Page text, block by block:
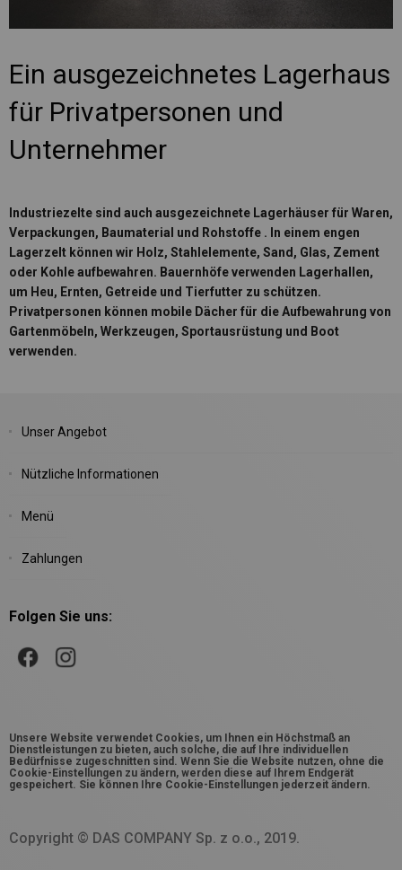
Ein ausgezeichnetes Lagerhaus
für Privatpersonen und
Unternehmer
Industriezelte sind auch ausgezeichnete Lagerhäuser für Waren,
Verpackungen, Baumaterial und Rohstoffe . In einem engen
Lagerzelt können wir Holz, Stahlelemente, Sand, Glas, Zement
oder Kohle aufbewahren. Bauernhöfe verwenden Lagerhallen,
um Heu, Ernten, Getreide und Tierfutter zu schützen.
Privatpersonen können mobile Dächer für die Aufbewahrung von
Gartenmöbeln, Werkzeugen, Sportausrüstung und Boot
verwenden.
Unser Angebot
Nützliche Informationen
Menü
Zahlungen
Folgen Sie uns:
Unsere Website verwendet Cookies, um Ihnen ein Höchstmaß an
Dienstleistungen zu bieten, auch solche, die auf Ihre individuellen
Bedürfnisse zugeschnitten sind. Wenn Sie die Website nutzen, ohne die
Cookie-Einstellungen zu ändern, werden diese auf Ihrem Endgerät
gespeichert. Sie können Ihre Cookie-Einstellungen jederzeit ändern.
Copyright © DAS COMPANY Sp. z o.o., 2019.